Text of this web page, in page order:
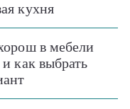
кухня
в мебели
как выбрать